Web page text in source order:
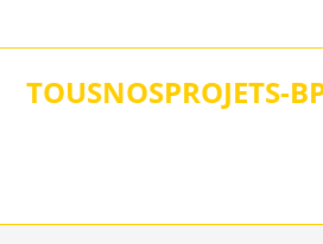
to
TOUSNOSPROJETS-